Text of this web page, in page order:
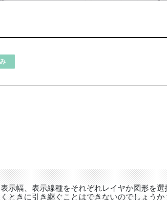
示幅、表示線種をそれぞれレイヤか図形を
ときに引き継ぐことはできないのでしょうか